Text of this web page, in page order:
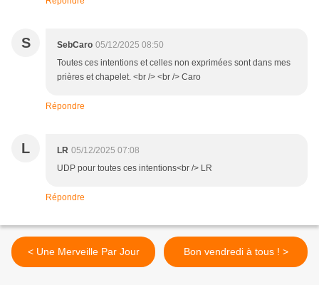
S SebCaro 05/12/2025 08:50
Toutes ces intentions et celles non exprimées sont dans mes
prières et chapelet. <br /> <br /> Caro
Répondre
L LR 05/12/2025 07:08
UDP pour toutes ces intentions<br /> LR
Répondre
< Une Merveille Par Jour Bon vendredi à tous ! >